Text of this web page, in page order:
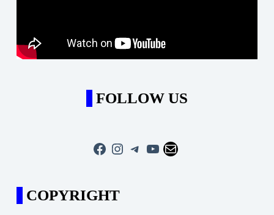
FOLLOW US
Facebook
Instagram
Telegram
YouTube
Mail
COPYRIGHT